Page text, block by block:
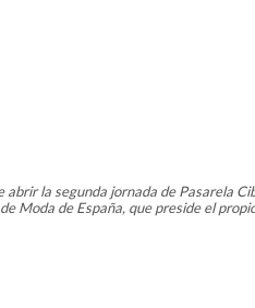
la segunda jornada de Pasarela
Moda de España, que preside el